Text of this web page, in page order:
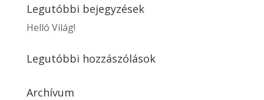
Legutóbbi bejegyzések
Helló Világ!
Legutóbbi hozzászólások
Archívum